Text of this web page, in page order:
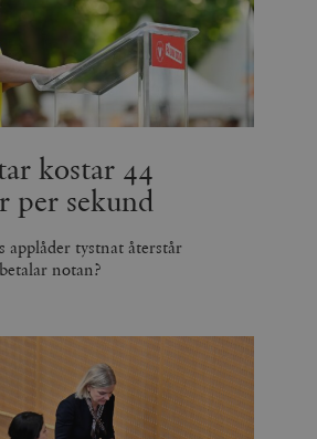
kostar 44
per sekund
applåder tystnat återstår
notan?